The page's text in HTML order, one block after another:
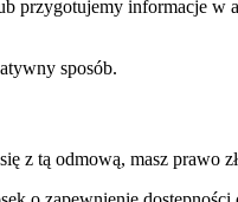
przygotujemy informacje w
sposób.
z tą odmową, masz prawo